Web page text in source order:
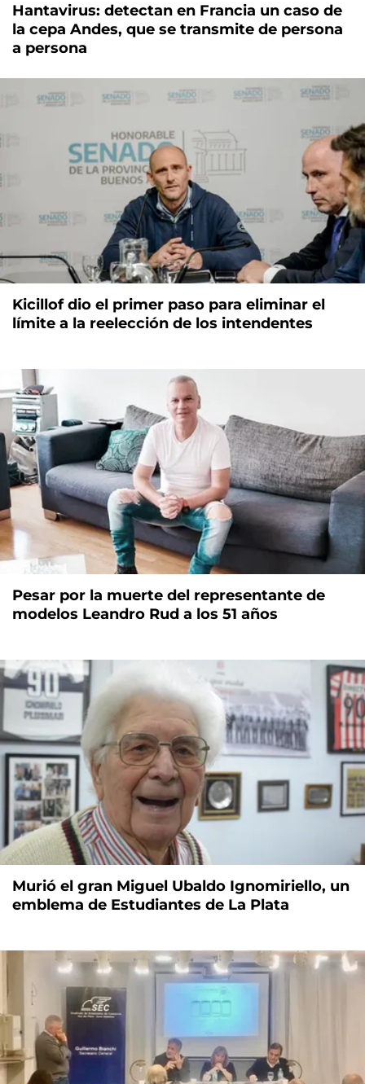
Hantavirus: detectan en Francia un caso de
la cepa Andes, que se transmite de persona
a persona
Kicillof dio el primer paso para eliminar el
límite a la reelección de los intendentes
Pesar por la muerte del representante de
modelos Leandro Rud a los 51 años
Murió el gran Miguel Ubaldo Ignomiriello, un
emblema de Estudiantes de La Plata